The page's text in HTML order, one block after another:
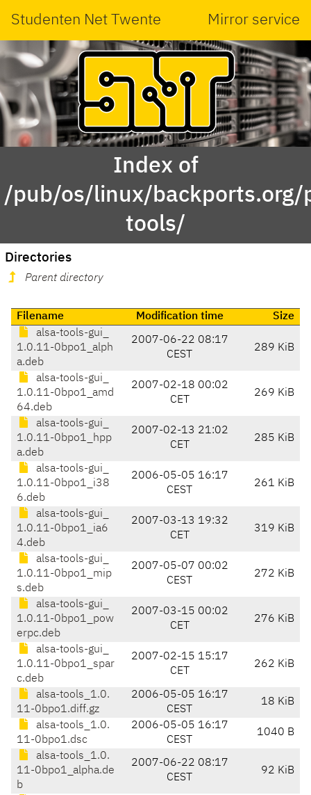
Studenten Net Twente Mirror service
Index of
/pub/os/linux/
tools/
Directories
Parent directory
Filename Modification time
Size
alsa-tools-gui_
1.0.11-0bpo1_alph
a.deb
2007-06-22 08:17
CEST
289 KiB
alsa-tools-gui_
1.0.11-0bpo1_amd
64.deb
2007-02-18 00:02
CET
269 KiB
alsa-tools-gui_
1.0.11-0bpo1_hpp
a.deb
2007-02-13 21:02
CET
285 KiB
alsa-tools-gui_
1.0.11-0bpo1_i38
6.deb
2006-05-05 16:17
CEST
261 KiB
alsa-tools-gui_
1.0.11-0bpo1_ia6
4.deb
2007-03-13 19:32
CET
319 KiB
alsa-tools-gui_
1.0.11-0bpo1_mip
s.deb
2007-05-07 00:02
CEST
272 KiB
alsa-tools-gui_
1.0.11-0bpo1_pow
erpc.deb
2007-03-15 00:02
CET
276 KiB
alsa-tools-gui_
1.0.11-0bpo1_spar
c.deb
2007-02-15 15:17
CET
262 KiB
alsa-tools_1.0.
11-0bpo1.diff.gz
2006-05-05 16:17
CEST
18 KiB
alsa-tools_1.0.
11-0bpo1.dsc
2006-05-05 16:17
CEST
1040 B
alsa-tools_1.0.
11-0bpo1_alpha.de
b
2007-06-22 08:17
CEST
92 KiB